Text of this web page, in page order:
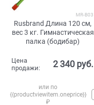
MR-B03
Rusbrand Длина 120 см,
вес 3 кг. Гимнастическая
палка (бодибар)
Цена
продажи:
2 340 руб.
или по
{{productviewitem.oneprice}}
₽